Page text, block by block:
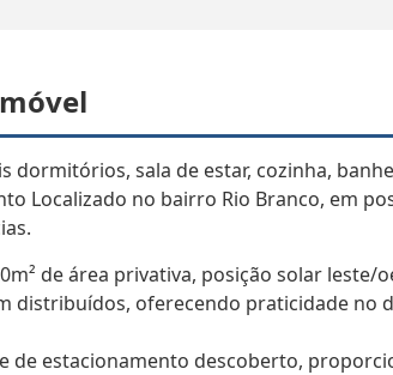
dormitórios, sala de estar, cozinha,
Localizado no bairro Rio Branco, em
de área privativa, posição solar leste/
distribuídos, oferecendo praticidade no
de estacionamento descoberto,